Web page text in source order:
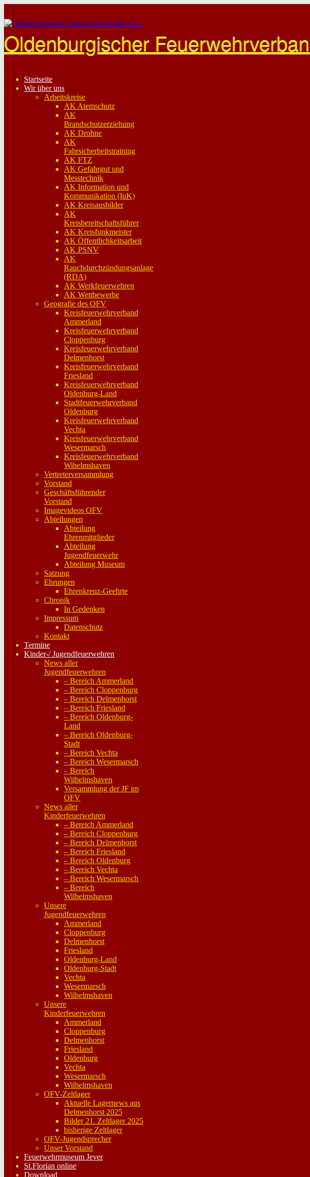
content
Oldenburgischer
Startseite
Wir über uns
Arbeitskreise
AK Atemschutz
AK
Brandschutzerziehung
AK Drohne
AK
Fahrsicherheitstraining
AK FTZ
AK Gefahrgut und
Messtechnik
AK Information und
Kommunikation (IuK)
AK Kreisausbilder
AK
Kreisbereitschaftsführer
AK Kreisfunkmeister
AK Öffentlichkeitsarbeit
AK PSNV
AK
Rauchdurchzündungsanlage
(RDA)
AK Werkfeuerwehren
AK Wettbewerbe
Geografie des OFV
Kreisfeuerwehrverband
Ammerland
Kreisfeuerwehrverband
Cloppenburg
Kreisfeuerwehrverband
Delmenhorst
Kreisfeuerwehrverband
Friesland
Kreisfeuerwehrverband
Oldenburg-Land
Stadtfeuerwehrverband
Oldenburg
Kreisfeuerwehrverband
Vechta
Kreisfeuerwehrverband
Wesermarsch
Kreisfeuerwehrverband
Wihelmshaven
Vertreterversammlung
Vorstand
Geschäftsführender
Vorstand
Imagevideos OFV
Abteilungen
Abteilung
Ehrenmitglieder
Abteilung
Jugendfeuerwehr
Abteilung Museum
Satzung
Ehrungen
Ehrenkreuz-Geehrte
Chronik
In Gedenken
Impressum
Datenschutz
Kontakt
Termine
Kinder-/ Jugendfeuerwehren
News aller
Jugendfeuerwehren
– Bereich Ammerland
– Bereich Cloppenburg
– Bereich Delmenhorst
– Bereich Friesland
– Bereich Oldenburg-
Land
– Bereich Oldenburg-
Stadt
– Bereich Vechta
– Bereich Wesermarsch
– Bereich
Wilhelmshaven
Versammlung der JF im
OFV
News aller
Kinderfeuerwehren
– Bereich Ammerland
– Bereich Cloppenburg
– Bereich Delmenhorst
– Bereich Friesland
– Bereich Oldenburg
– Bereich Vechta
– Bereich Wesermarsch
– Bereich
Wilhelmshaven
Unsere
Jugendfeuerwehren
Ammerland
Cloppenburg
Delmenhorst
Friesland
Oldenburg-Land
Oldenburg-Stadt
Vechta
Wesermarsch
Wilhelmshaven
Unsere
Kinderfeuerwehren
Ammerland
Cloppenburg
Delmenhorst
Friesland
Oldenburg
Vechta
Wesermarsch
Wilhelmshaven
OFV-Zeltlager
Aktuelle Lagernews aus
Delmenhorst 2025
Bilder 21. Zeltlager 2025
bisherige Zeltlager
OFV-Jugendsprecher
Unser Vorstand
Feuerwehrmuseum Jever
St.Florian online
Download